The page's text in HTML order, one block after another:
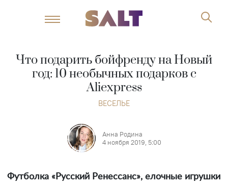
Что подарить бойфренду на Новый
год: 10 необычных подарков с
Aliexpress
ВЕСЕЛЬЕ
Анна Родина
4 ноября 2019, 5:00
Футболка «Русский Ренессанс», елочные игрушки